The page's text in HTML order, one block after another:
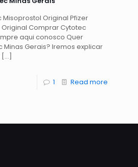
Original Pfizer
Comprar Cytotec
aqui conosco Quer
Minas Gerais? Iremos explicar
[…]
1 Read more